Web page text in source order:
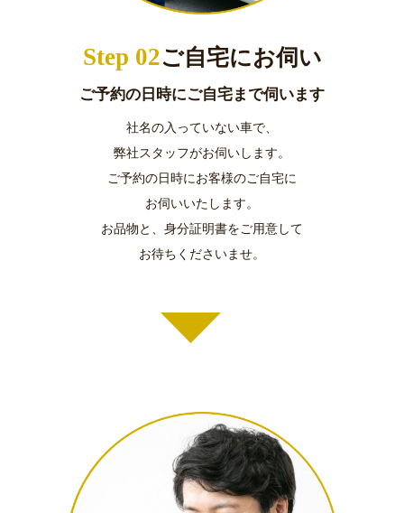
Step 02ご自宅にお伺い
ご予約の日時にご自宅まで伺います
社名の入っていない車で、
弊社スタッフがお伺いします。
ご予約の日時にお客様のご自宅に
お伺いいたします。
お品物と、身分証明書をご用意して
お待ちくださいませ。